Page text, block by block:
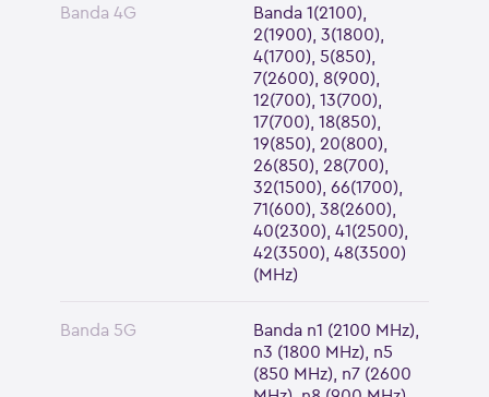
Banda 4G
Banda 1(2100),
2(1900), 3(1800),
4(1700), 5(850),
7(2600), 8(900),
12(700), 13(700),
17(700), 18(850),
19(850), 20(800),
26(850), 28(700),
32(1500), 66(1700),
71(600), 38(2600),
40(2300), 41(2500),
42(3500), 48(3500)
(MHz)
Banda 5G
Banda n1 (2100 MHz),
n3 (1800 MHz), n5
(850 MHz), n7 (2600